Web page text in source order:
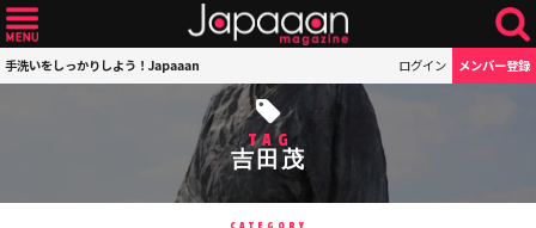
手洗いをしっかりしよう！Japaaan ログイン メンバー登録
TAG
吉田茂
CATEGORY